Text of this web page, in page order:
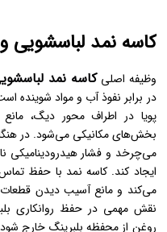
کاسه نمد
وظیفه اصلیکاسه نمد
در برابر نفوذ آب و مواد شوینده
پویا در اطراف محور دیگ،
بخش‌های مکانیکی می‌شود. در
می‌چرخد و فشار هیدرودینامیکی
ایجاد کند. کاسه نمد با حفظ
می‌کند و مانع آسیب دیدن
نقش مهمی در حفظ روانکاری
روغن از محفظه بلبرینگ خارج